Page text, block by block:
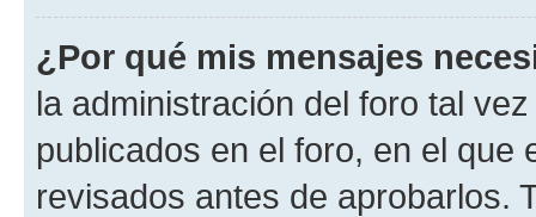
¿Por qué mis mensajes
la administración del foro tal
publicados en el foro, en el
revisados antes de aprobarlos.